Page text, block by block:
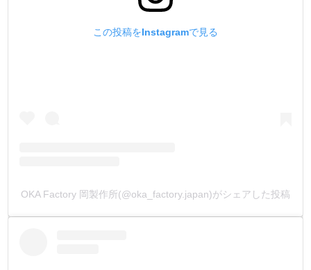
この投稿をInstagramで見る
OKA Factory 岡製作所(@oka_factory.japan)がシェアした投稿